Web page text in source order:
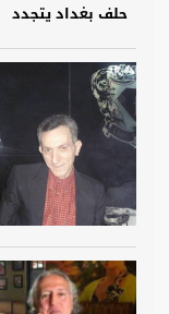
حلف بغداد يتجدد